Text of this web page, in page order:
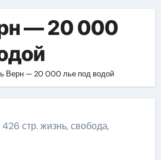
— 20 000
Верн — 20 000 лье под водой
стр. жизнь, свобода,